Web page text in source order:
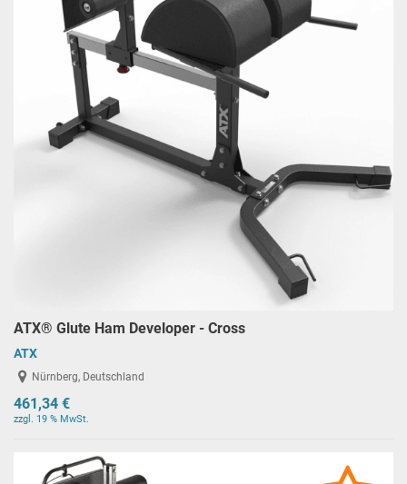
ATX® Glute Ham Developer - Cross
ATX
Nürnberg, Deutschland
461,34 €
zzgl. 19 % MwSt.